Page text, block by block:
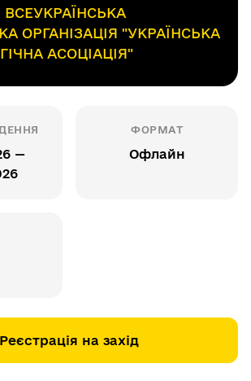
ВСЕУКРАЇНСЬКА
ОРГАНІЗАЦІЯ "УКРАЇНСЬКА
АСОЦІАЦІЯ"
—
ФОРМАТ
Офлайн
Реєстрація на захід